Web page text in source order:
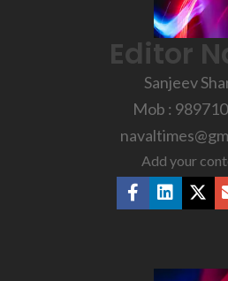
Editor
Sanjeev
Mob :
Add your